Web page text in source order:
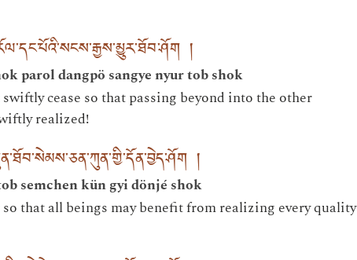
།
parol dangpö sangye nyur tob shok
cease so that passing beyond into the other
realized!
།
semchen kün gyi dönjé shok
that all beings may benefit from realizing every quality